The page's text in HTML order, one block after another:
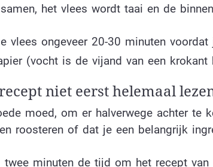
het vlees wordt taai en de
vlees ongeveer 20-30 minuten
(vocht is de vijand van een
niet eerst helemaal
moed, om er halverwege achter te
roosteren of dat je een belangrijk
minuten de tijd om het recept